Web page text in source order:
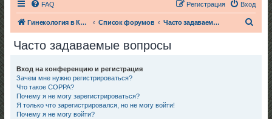
FAQ Вход
Регистрация
Гинекология в Киеве Список форумов Часто задаваемые вопросы
Часто задаваемые вопросы
Вход на конференцию и регистрация
Зачем мне нужно регистрироваться?
Что такое COPPA?
Почему я не могу зарегистрироваться?
Я только что зарегистрировался, но не могу войти!
Почему я не могу войти?